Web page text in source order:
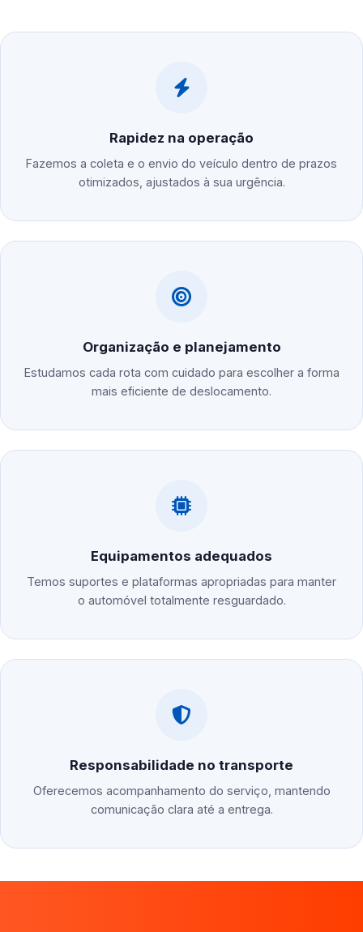
Rapidez na operação
Fazemos a coleta e o envio do veículo dentro de prazos
otimizados, ajustados à sua urgência.
Organização e planejamento
Estudamos cada rota com cuidado para escolher a forma
mais eficiente de deslocamento.
Equipamentos adequados
Temos suportes e plataformas apropriadas para manter
o automóvel totalmente resguardado.
Responsabilidade no transporte
Oferecemos acompanhamento do serviço, mantendo
comunicação clara até a entrega.